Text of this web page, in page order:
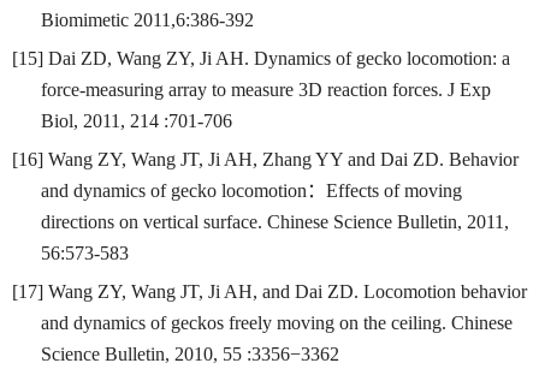
Biomimetic 2011,6:386-392
[15] Dai ZD, Wang ZY, Ji AH. Dynamics of gecko locomotion: a
force-measuring array to measure 3D reaction forces. J Exp
Biol, 2011, 214 :701-706
[16] Wang ZY, Wang JT, Ji AH, Zhang YY and Dai ZD. Behavior
and dynamics of gecko locomotion ：Effects of moving
directions on vertical surface. Chinese Science Bulletin, 2011,
56:573-583
[17] Wang ZY, Wang JT, Ji AH, and Dai ZD. Locomotion behavior
and dynamics of geckos freely moving on the ceiling. Chinese
Science Bulletin, 2010, 55 :3356−3362